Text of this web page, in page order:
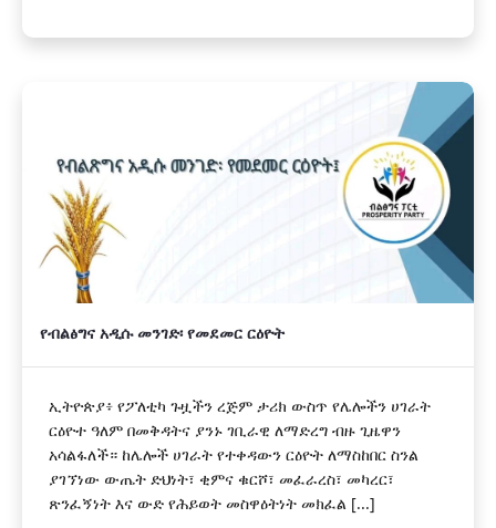
የብልፅግና አዲሱ መንገድ፡ የመደመር ርዕዮት
ኢትዮጵያ፥ የፖለቲካ ጉዟችን ረጅም ታሪክ ውስጥ የሌሎችን ሀገራት
ርዕዮተ ዓለም በመቅዳትና ያንኑ ገቢራዊ ለማድረግ ብዙ ጊዜዋን
አሳልፋለች። ከሌሎች ሀገራት የተቀዳውን ርዕዮት ለማስከበር ስንል
ያገኘነው ውጤት ድህነት፣ ቂምና ቁርሾ፣ መፈራረስ፣ መካረር፣
ጽንፈኝነት እና ውድ የሕይወት መስዋዕትነት መክፈል [...]